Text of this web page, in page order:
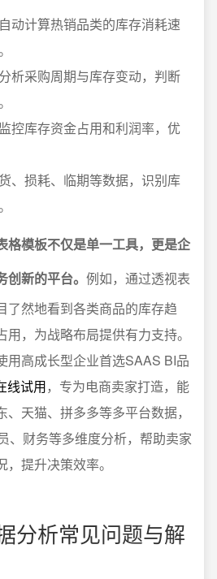
动计算热销品类的库存消耗速
析采购周期与库存变动，判断
控库存资金占用和利润率，优
、损耗、临期等数据，识别库
格模板不仅是单一工具，更是企
新的平台。 例如，通过透视表
了然地看到各类商品的库存趋
，为战略布局提供有力支持。
用高成长型企业首选SAAS BI品
线试用，专为电商卖家打造，能
天猫、拼多多等多平台数据，
、财务等多维度分析，帮助卖家
提升决策效率。
分析常见问题与解